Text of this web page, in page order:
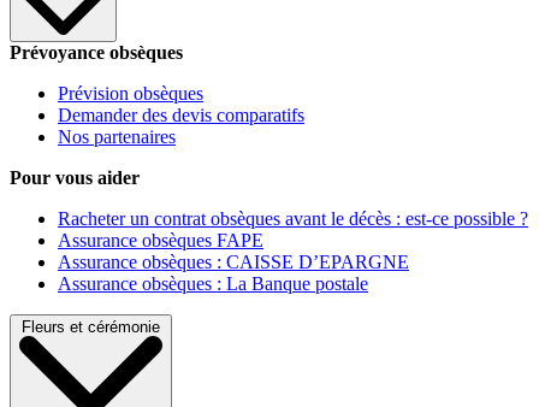
Prévoyance obsèques
Prévision obsèques
Demander des devis comparatifs
Nos partenaires
Pour vous aider
Racheter un contrat obsèques avant le décès : est-ce possible ?
Assurance obsèques FAPE
Assurance obsèques : CAISSE D’EPARGNE
Assurance obsèques : La Banque postale
Fleurs et cérémonie